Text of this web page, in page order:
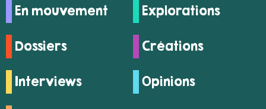
En mouvement Explorations
Dossiers Créations
Interviews Opinions